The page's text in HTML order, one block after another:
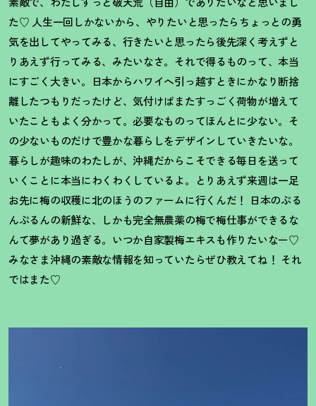
た♡ 人生一回しかないから、やりたいと思ったらちょっとの勇
気を出してやってみる、行きたいと思ったら後先深く考えずと
りあえず行ってみる、みたいなさ。それで得るものって、本当
にすごく大きい。日本からハワイへ引っ越すときにかなり断捨
離したつもりだったけど、気付けばまたすっごく荷物が増えて
いたこともよく分かって。必要なものってほんとに少ない。そ
の少ないものだけで豊かな暮らしをデザインしていきたいな。
暮らしが趣味のわたしが、沖縄だからこそできる毎日を送って
いくことに本当にわくわくしているよ。とりあえず来週は一足
お先に梅の収穫に北のほうのファームに行くんだ ！
日本のぷる
んぷるんの新鮮な、しかも完全無農薬の梅で梅仕事ができるな
んて夢があり過ぎる。いつか自家製梅エキスも作りたいなー♡
みなさま沖縄の素敵な情報を知っていたらぜひ教えてね ！ それ
ではまた♡